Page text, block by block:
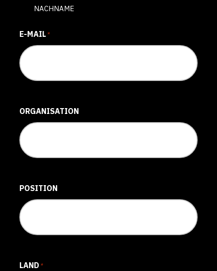
NACHNAME
E-MAIL*
ORGANISATION
POSITION
LAND *